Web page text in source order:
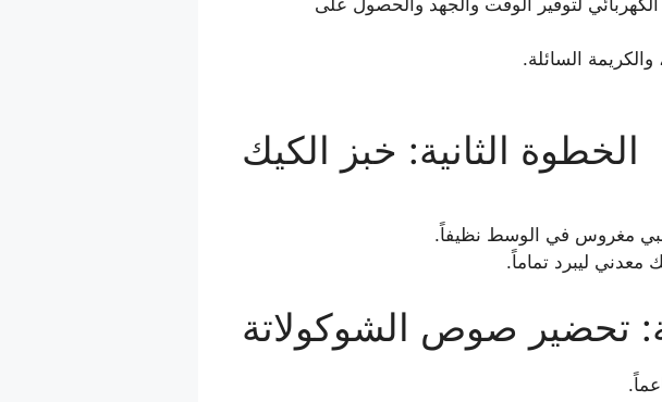
والكريمة السائلة.
الخطوة الثانية: خبز الكيك
مغروس في الوسط نظيفاً.
معدني ليبرد تماماً.
تحضير صوص الشوكولاتة